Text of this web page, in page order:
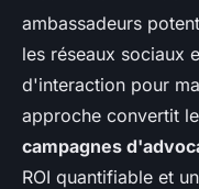
ambassadeurs
les réseaux sociaux
d'interaction pour
approche convertit
campagnes
ROI quantifiable et